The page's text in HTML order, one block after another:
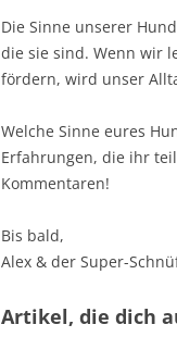
Die Sinne unserer
die sie sind. Wenn wir
fördern, wird unser
Welche Sinne eures
Erfahrungen, die ihr
Kommentaren!
Bis bald,
Alex & der Super-
Artikel, die dich